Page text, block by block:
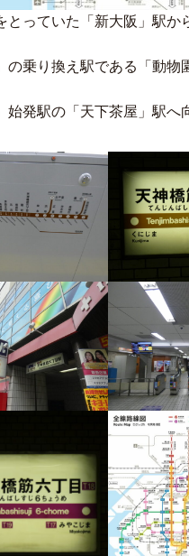
とっていた「新大阪」駅か
の乗り換え駅である「動物
始発駅の「天下茶屋」駅へ